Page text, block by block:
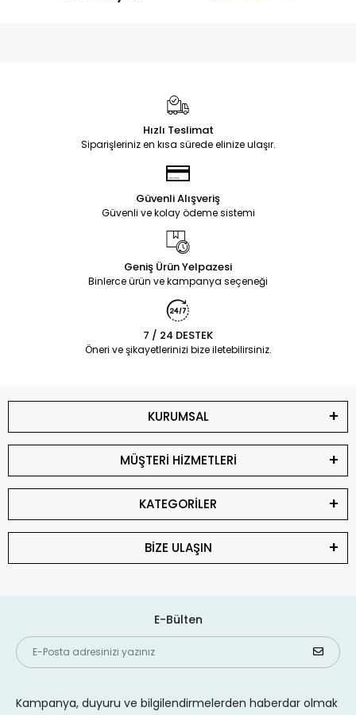
Hızlı Teslimat
Siparişleriniz en kısa sürede elinize ulaşır.
Güvenli Alışveriş
Güvenli ve kolay ödeme sistemi
Geniş Ürün Yelpazesi
Binlerce ürün ve kampanya seçeneği
7 / 24 DESTEK
Öneri ve şikayetlerinizi bize iletebilirsiniz.
KURUMSAL
MÜŞTERİ HİZMETLERİ
KATEGORİLER
BİZE ULAŞIN
E-Bülten
Kampanya, duyuru ve bilgilendirmelerden haberdar olmak